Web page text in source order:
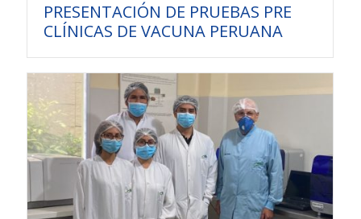
PRESENTACIÓN DE PRUEBAS PRE
CLÍNICAS DE VACUNA PERUANA